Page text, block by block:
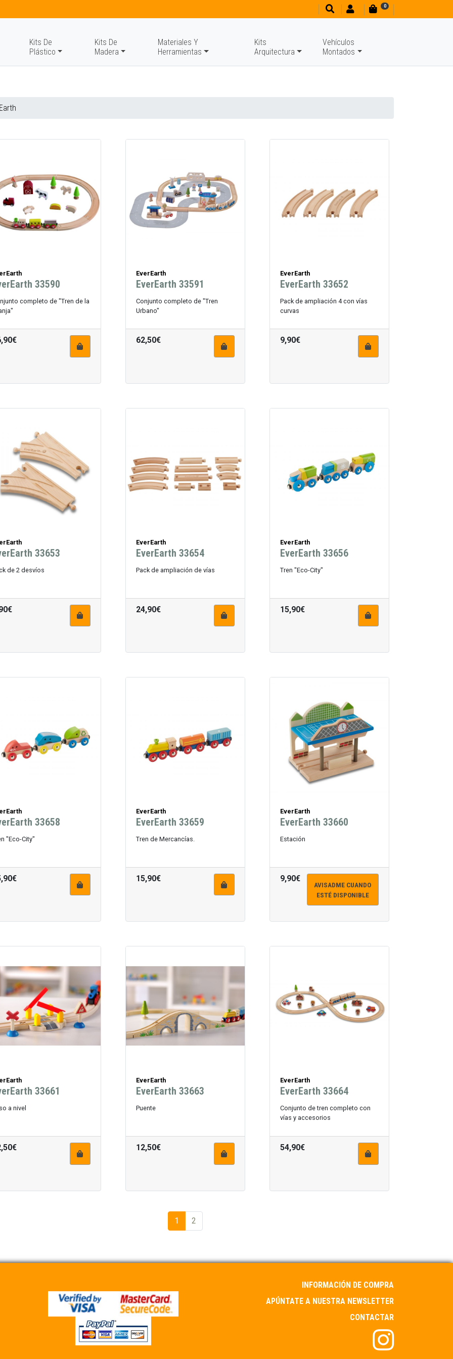
0
Kits De
Plástico
Kits De
Madera
Materiales Y
Herramientas
Kits
Arquitectura
Vehículos
Montados
33590
completo de "Tren de la
EverEarth
EverEarth 33591
Conjunto completo de "Tren
Urbano"
62,50€
EverEarth
EverEarth 33652
Pack de ampliación 4 con vías
curvas
9,90€
33653
de 2 desvíos
EverEarth
EverEarth 33654
Pack de ampliación de vías
24,90€
EverEarth
EverEarth 33656
Tren "Eco-City"
15,90€
33658
"Eco-City"
EverEarth
EverEarth 33659
Tren de Mercancías.
15,90€
EverEarth
EverEarth 33660
Estación
9,90€
AVISADME CUANDO
ESTÉ DISPONIBLE
33661
a nivel
EverEarth
EverEarth 33663
Puente
12,50€
EverEarth
EverEarth 33664
Conjunto de tren completo con
vías y accesorios
54,90€
1 2
INFORMACIÓN DE COMPRA
APÚNTATE A NUESTRA NEWSLETTER
CONTACTAR